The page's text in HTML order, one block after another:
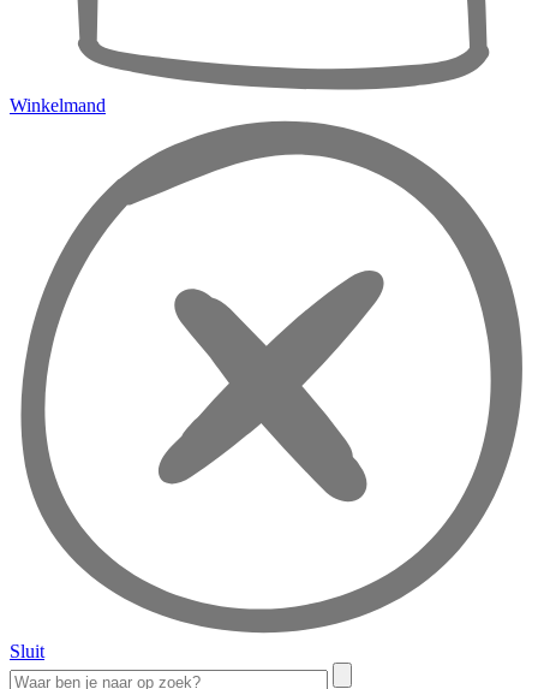
Winkelmand
Sluit